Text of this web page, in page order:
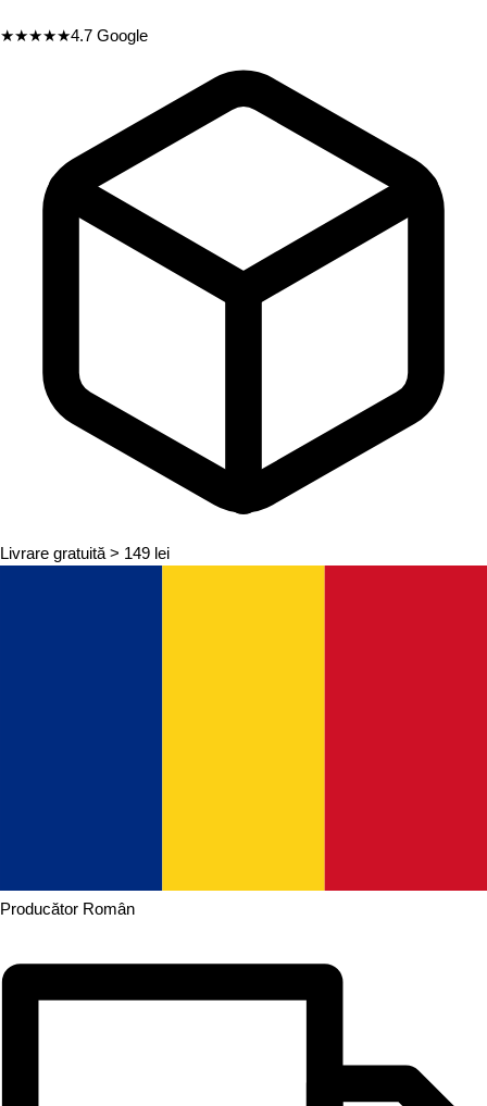
★★★★★4.7 Google
Livrare gratuită > 149 lei
Producător Român